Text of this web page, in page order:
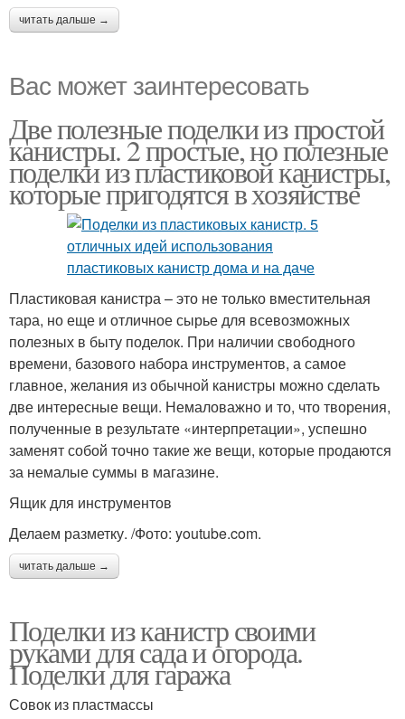
читать дальше →
Вас может заинтересовать
Две полезные поделки из простой
канистры. 2 простые, но полезные
поделки из пластиковой канистры,
которые пригодятся в хозяйстве
Пластиковая канистра – это не только вместительная
тара, но еще и отличное сырье для всевозможных
полезных в быту поделок. При наличии свободного
времени, базового набора инструментов, а самое
главное, желания из обычной канистры можно сделать
две интересные вещи. Немаловажно и то, что творения,
полученные в результате «интерпретации», успешно
заменят собой точно такие же вещи, которые продаются
за немалые суммы в магазине.
Ящик для инструментов
Делаем разметку. /Фото: youtube.com.
читать дальше →
Поделки из канистр своими
руками для сада и огорода.
Поделки для гаража
Совок из пластмассы